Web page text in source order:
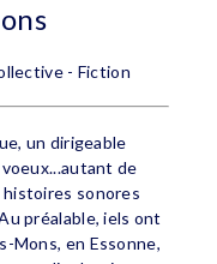
- Fiction
un dirigeable
de
histoires sonores
préalable, iels ont
Mons, en Essonne,